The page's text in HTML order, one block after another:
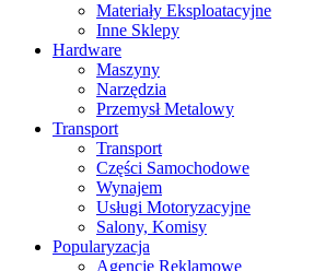
Materiały Eksploatacyjne
Inne Sklepy
Hardware
Maszyny
Narzędzia
Przemysł Metalowy
Transport
Transport
Części Samochodowe
Wynajem
Usługi Motoryzacyjne
Salony, Komisy
Popularyzacja
Agencje Reklamowe